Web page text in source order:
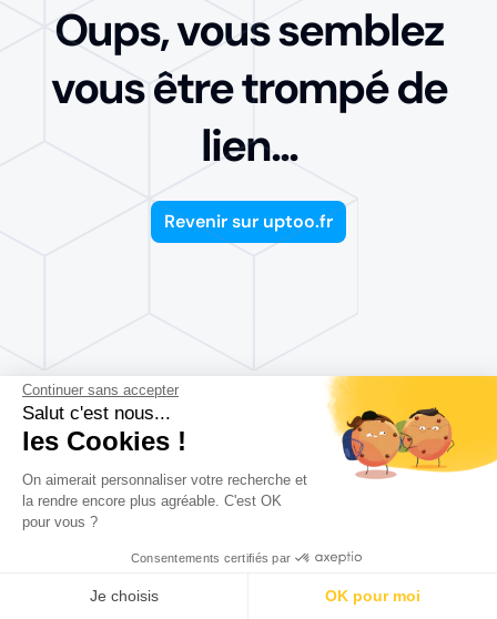
Continuer sans accepter
Salut c'est nous...
les Cookies !
On aimerait personnaliser votre recherche et
la rendre encore plus agréable. C'est OK
pour vous ?
Consentements certifiés par
Je choisis OK pour moi
Oups, vous semblez
vous être trompé de
lien...
Revenir sur uptoo.fr